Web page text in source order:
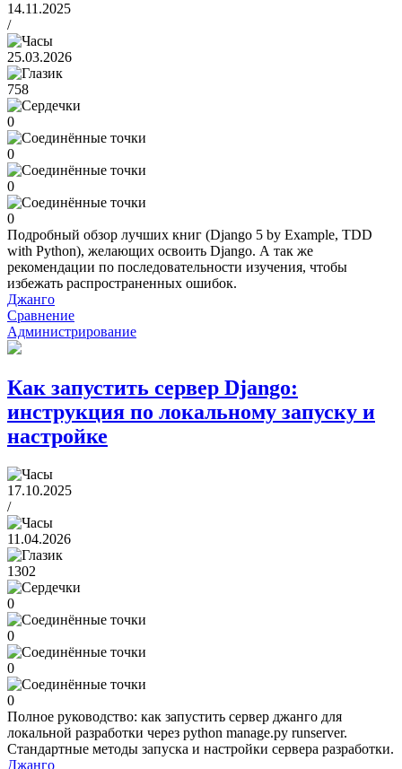
14.11.2025
/
25.03.2026
758
0
0
0
0
Подробный обзор лучших книг (Django 5 by Example, TDD
with Python), желающих освоить Django. А так же
рекомендации по последовательности изучения, чтобы
избежать распространенных ошибок.
Джанго
Сравнение
Администрирование
Как запустить сервер Django:
инструкция по локальному запуску и
настройке
17.10.2025
/
11.04.2026
1302
0
0
0
0
Полное руководство: как запустить сервер джанго для
локальной разработки через python manage.py runserver.
Стандартные методы запуска и настройки сервера разработки.
Джанго